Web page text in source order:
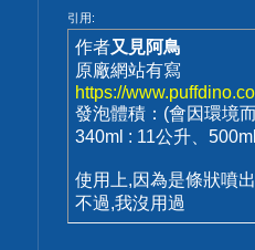
引用:
作者又見阿鳥
原廠網站有寫
https://
發泡體積：(會因環境
340ml : 11公升、
使用上,因為是條狀噴
不過,我沒用過